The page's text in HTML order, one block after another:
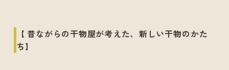
【 昔ながらの干物屋が考えた、¨新しい干物¨のかた
ち】